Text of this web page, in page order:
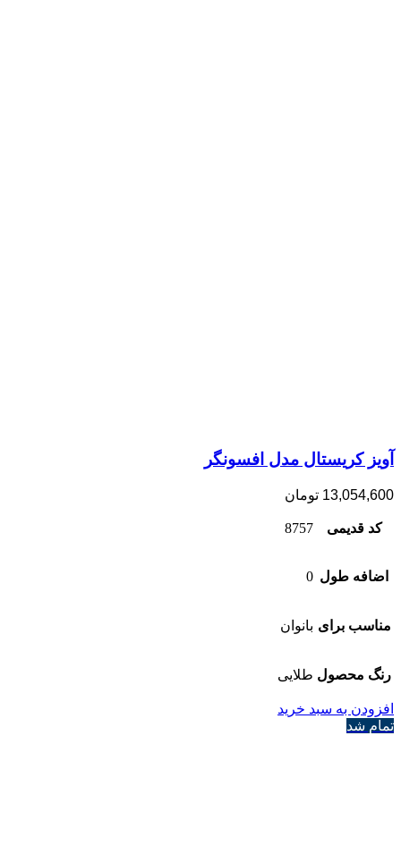
آویز کریستال مدل افسونگر
13,054,600 تومان
کد قدیمی 8757
اضافه طول 0
مناسب برای بانوان
رنگ محصول طلایی
افزودن به سبد خرید
تمام شد